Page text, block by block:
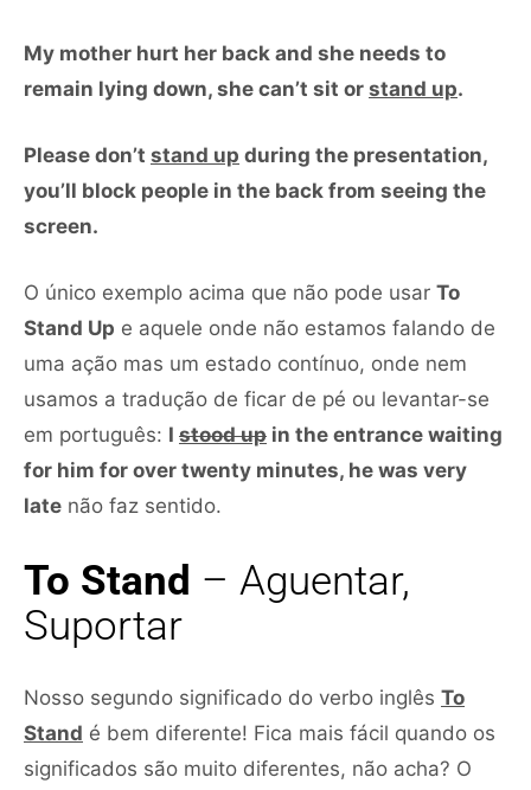
My mother hurt her back and she needs to
remain lying down, she can’t sit or stand up.
Please don’t stand up during the presentation,
you’ll block people in the back from seeing the
screen.
O único exemplo acima que não pode usar To
Stand Up e aquele onde não estamos falando de
uma ação mas um estado contínuo, onde nem
usamos a tradução de ficar de pé ou levantar-se
em português: I stood up in the entrance waiting
for him for over twenty minutes, he was very
late não faz sentido.
To Stand – Aguentar,
Suportar
Nosso segundo significado do verbo inglês To
Stand é bem diferente! Fica mais fácil quando os
significados são muito diferentes, não acha? O